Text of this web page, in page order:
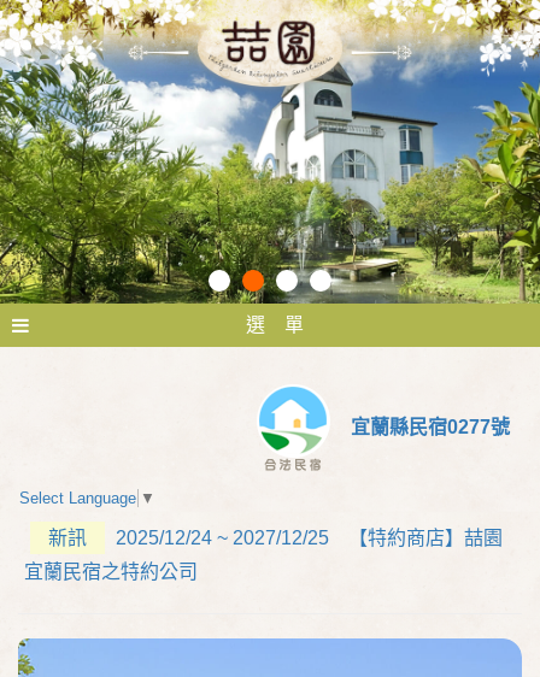
選 單
宜蘭縣民宿0277號
Select Language ▼
新訊
2025/12/24 ~ 2027/12/25 【特約商店】喆園
宜蘭民宿之特約公司